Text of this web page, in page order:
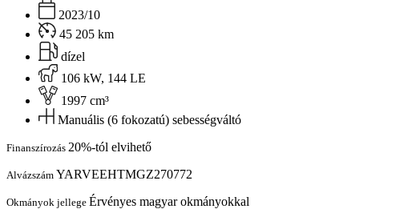
2023/10
45 205 km
dízel
106 kW, 144 LE
1997 cm³
Manuális (6 fokozatú) sebességváltó
Finanszírozás 20%-tól elvihető
Alvázszám YARVEEHTMGZ270772
Okmányok jellege Érvényes magyar okmányokkal